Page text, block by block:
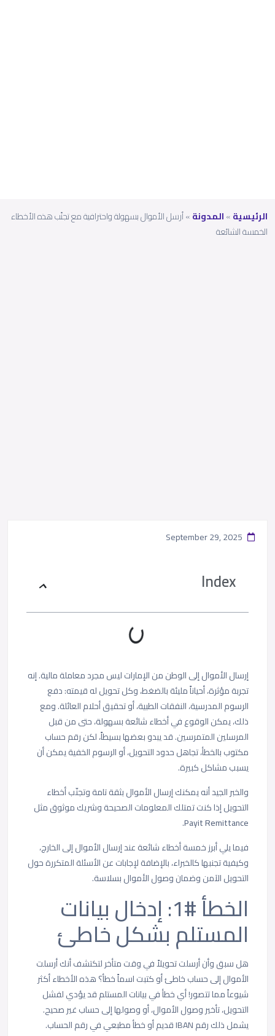
الرئيسية»المدونة»أرسل الأموال بسهولة واحترافية مع تجنّب هذه الأخطاء
الخمسة الشائعة
Index
إرسال الأموال إلى الوطن من الإمارات ليس مجرد معاملة مالية. إنه
تجربة مؤثرة، أحياناً مليئة بالضغط، وكل تحويل له قيمته: دفع
الرسوم المدرسية، النفقات الطبية، أو تحقيق أحلام العائلة. ومع
ذلك، يمكن الوقوع في أخطاء شائعة بسهولة، حتى من قبل
المرسلين المتمرسين. قد يبدو بعضها بسيطاً، لكن رقم حساب
مكتوب بالخطأ، تجاهل حدود التحويل، أو الرسوم الخفية يمكن أن
يسبب مشاكل كبيرة.
والخبر الجيد أنه يمكنك إرسال الأموال بثقة تامة وتجنّب أخطاء
التحويل إذا كنت تمتلك المعلومات الصحيحة وشريك موثوق مثل
Payit Remittance
.
فيما يلي أبرز خمسة أخطاء شائعة عند إرسال الأموال إلى الخارج،
وكيفية تجنبها كالخبراء، بالإضافة لإجابات عن الأسئلة المتكررة حول
التحويل الآمن وضمان وصول الأموال بسلاسة.
الخطأ #1: إدخال بيانات
المستلم بشكل خاطئ
هل سبق وأن أرسلت تحويلاً في وقت متأخر لتكتشف أنك أرسلت
الأموال إلى حساب خاطئ أو كتبت اسماً خطأ؟ هذه الأخطاء أكثر
شيوعاً مما تتصور! أي خطأ في بيانات المستلم قد يؤدي لفشل
التحويل، تأخير وصول الأموال، أو وصولها إلى حساب غير صحيح.
يشمل ذلك رقم IBAN قديم أو خطأ مطبعي في رقم الحساب.